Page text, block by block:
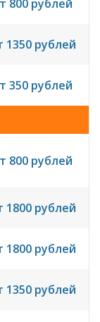
800 рублей
1350 рублей
350 рублей
800 рублей
1800 рублей
1800 рублей
1350 рублей